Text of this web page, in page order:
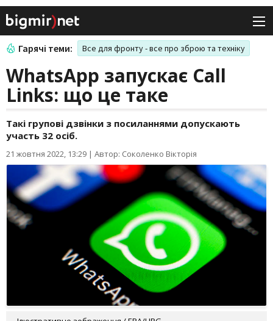
Гарячі теми: Все для фронту - все про зброю та техніку
WhatsApp запускає Call
Links: що це таке
Такі групові дзвінки з посиланнями допускають
участь 32 осіб.
21 жовтня 2022, 13:29 | Автор: Соколенко Вікторія